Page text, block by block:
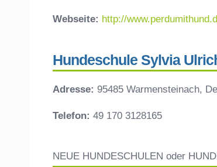
Webseite: http://
Hundeschule Sylvia
Adresse: 95485 Warmensteinach,
Telefon: 49 170 3128165
NEUE HUNDESCHULEN oder